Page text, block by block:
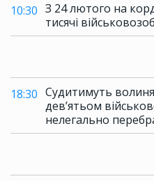
10:30 З 24 лютого на
тисячі
18:30 Судитимуть
дев’ятьом
нелегально